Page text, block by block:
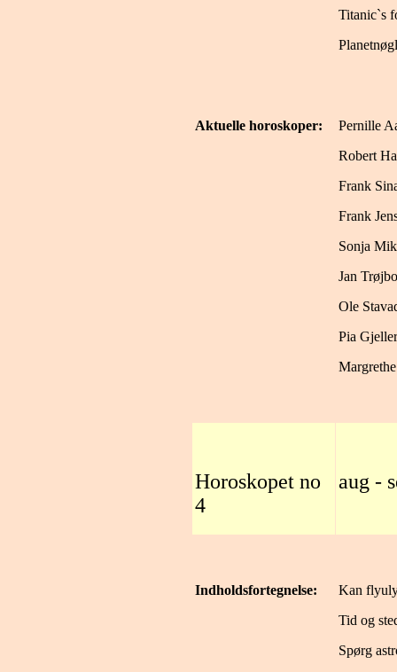
Titanic`s
Aktuelle horoskoper:
Pernille
Robert
Frank
Frank
Sonja
Jan
Ole
Pia
Horoskopet no
4
aug -
Indholdsfortegnelse:
Kan
Tid og
Spørg